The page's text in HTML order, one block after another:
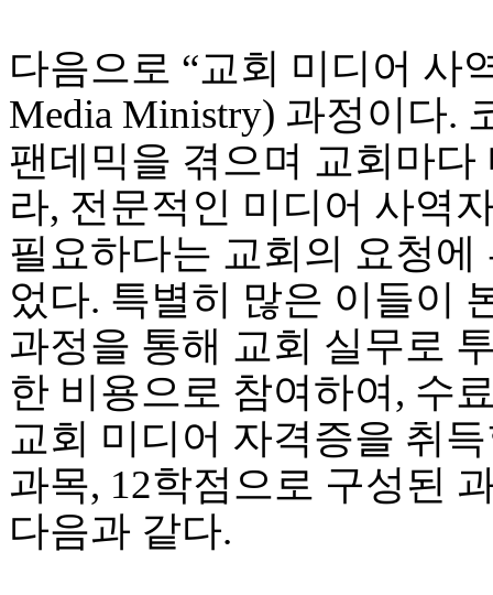
다음으로 “교회 미디어 사
Media Ministry) 과정이다.
팬데믹을 겪으며 교회마
라, 전문적인 미디어 사역
필요하다는 교회의 요청
었다. 특별히 많은 이들이
과정을 통해 교회 실무로
한 비용으로 참여하여, 수
교회 미디어 자격증을 취
과목, 12학점으로 구성된
다음과 같다.